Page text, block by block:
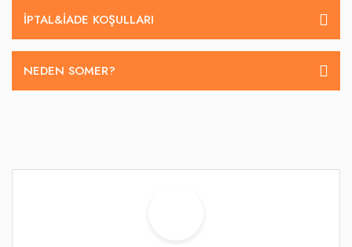
İPTAL&IADE KOŞULLARI
NEDEN SOMER?